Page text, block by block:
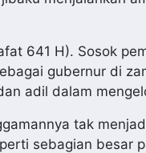
641 H). Sosok
gubernur di
adil dalam
tak
sebagian besar